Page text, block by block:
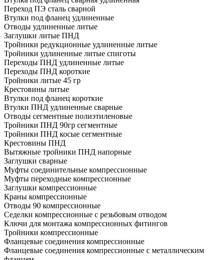
Переход ПЭ сталь сварной
Втулки под фланец удлиненные
Отводы удлиненные литые
Заглушки литые ПНД
Тройники редукционные удлиненные литые
Тройники удлиненные литые спиготы
Переходы ПНД удлиненные литые
Переходы ПНД короткие
Тройники литые 45 гр
Крестовины литые
Втулки под фланец короткие
Втулки ПНД удлиненные сварные
Отводы сегментные полиэтиленовые
Тройники ПНД 90гр сегментные
Тройники ПНД косые сегментные
Крестовины ПНД
Вытяжные тройники ПНД напорные
Заглушки сварные
Муфты соединительные компрессионные
Муфты переходные компрессионные
Заглушки компрессионные
Краны компрессионные
Отводы 90 компрессионные
Седелки компрессионные с резьбовым отводом
Ключи для монтажа компрессионных фитингов
Тройники компрессионные
Фланцевые соединения компрессионные
Фланцевые соединения компрессионные с металлическим